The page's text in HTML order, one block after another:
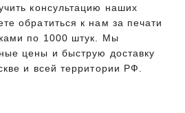
консультацию наших
обратиться к нам за печати
по 1000 штук. Мы
цены и быструю доставку
и всей территории РФ.